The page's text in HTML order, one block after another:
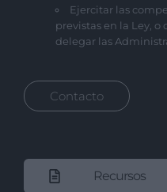
Ejercitar las
previstas en la Ley,
delegar las
Contacto
Recursos